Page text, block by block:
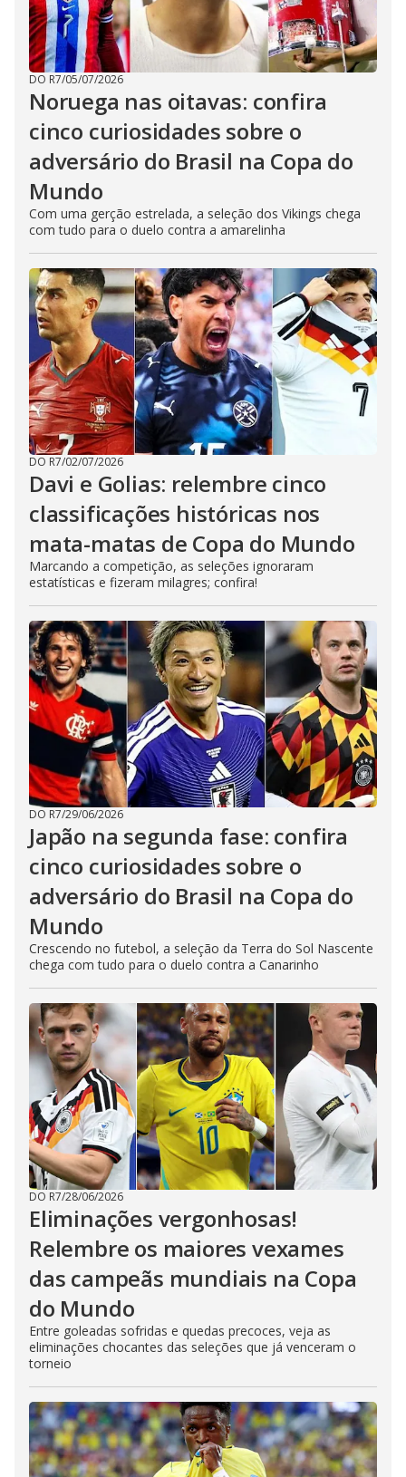
DO R7/05/07/2026
Noruega nas oitavas: confira
cinco curiosidades sobre o
adversário do Brasil na Copa do
Mundo
Com uma gerção estrelada, a seleção dos Vikings chega
com tudo para o duelo contra a amarelinha
DO R7/02/07/2026
Davi e Golias: relembre cinco
classificações históricas nos
mata-matas de Copa do Mundo
Marcando a competição, as seleções ignoraram
estatísticas e fizeram milagres; confira!
DO R7/29/06/2026
Japão na segunda fase: confira
cinco curiosidades sobre o
adversário do Brasil na Copa do
Mundo
Crescendo no futebol, a seleção da Terra do Sol Nascente
chega com tudo para o duelo contra a Canarinho
DO R7/28/06/2026
Eliminações vergonhosas!
Relembre os maiores vexames
das campeãs mundiais na Copa
do Mundo
Entre goleadas sofridas e quedas precoces, veja as
eliminações chocantes das seleções que já venceram o
torneio